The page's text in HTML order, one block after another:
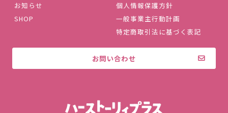
お知らせ
SHOP
個人情報保護方針
一般事業主行動計画
特定商取引法に基づく表記
お問い合わせ